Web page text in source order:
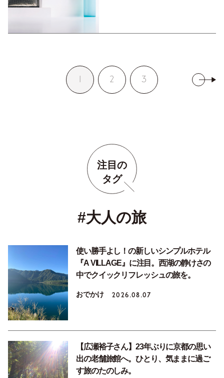
1 2 3
注目の
タグ
#大人の旅
使い勝手よし！の新しいシンプルホテル
『A VILLAGE』に注目。西湖の静けさの
中でクイックリフレッシュの旅を。
おでかけ 2026.08.07
【広瀬裕子さん】23年ぶりに京都の思い
出の老舗旅館へ。ひとり、気ままに過ご
す旅のたのしみ。